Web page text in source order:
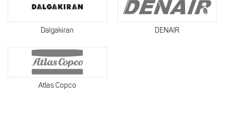
Dalgakiran DENAIR
Atlas Copco